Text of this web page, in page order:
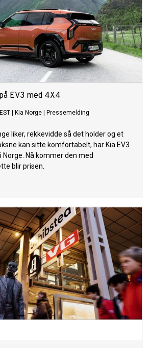
EV3 med 4X4
Kia Norge Pressemelding
liker, rekkevidde så det holder og et
kan sitte komfortabelt, har Kia EV3
Nå kommer den med
blir prisen.